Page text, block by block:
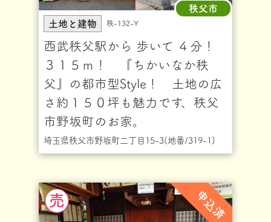
秩父市
土地と建物
秩-132-Y
西武秩父駅から 歩いて ４分！
３１５ｍ！ 『ちかいなか秩
父』の都市型Style！ 土地の広
さ約１５０坪も魅力です、秩父
市野坂町のお家。
埼玉県秩父市野坂町二丁目15-3(地番/319-1)
申込済